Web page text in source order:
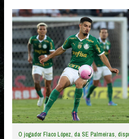
O jogador Flaco López, da SE Palmeiras,